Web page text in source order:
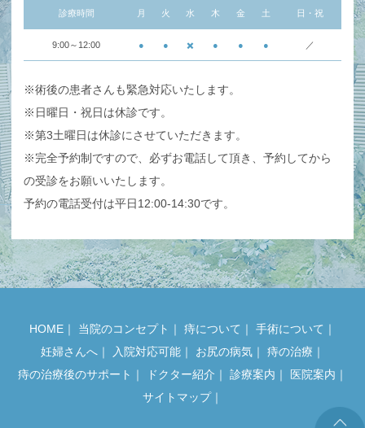
診療時間 月 火 水 木 金 土 日・祝
9:00～12:00 ● ● ✖️ ● ● ● ／
※術後の患者さんも緊急対応いたします。
※日曜日・祝日は休診です。
※第3土曜日は休診にさせていただきます。
※完全予約制ですので、必ずお電話して頂き、予約してから
の受診をお願いいたします。
予約の電話受付は平日12:00-14:30です。
HOME｜ 当院のコンセプト ｜ 痔について ｜ 手術について ｜
妊婦さんへ｜ 入院対応可能｜ お尻の病気｜ 痔の治療 ｜
痔の治療後のサポート ｜ ドクター紹介 ｜ 診療案内 ｜ 医院案内 ｜
サイトマップ｜